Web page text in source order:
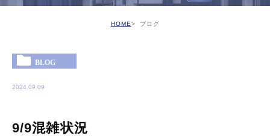
HOME ブログ
BLOG
2024.09.09
9/9混雑状況